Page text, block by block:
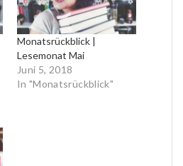
Monatsrückblick |
Lesemonat Mai
Juni 5, 2018
In "Monatsrückblick"